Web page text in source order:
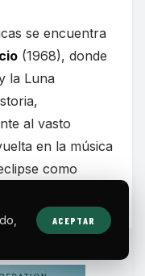
se encuentra
(1968), donde
la Luna
al vasto
en la música
como
ACEPTAR